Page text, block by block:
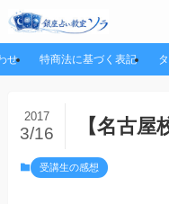
せ 特商法に基づく表記
【名古
2017
3/16
受講生の感想